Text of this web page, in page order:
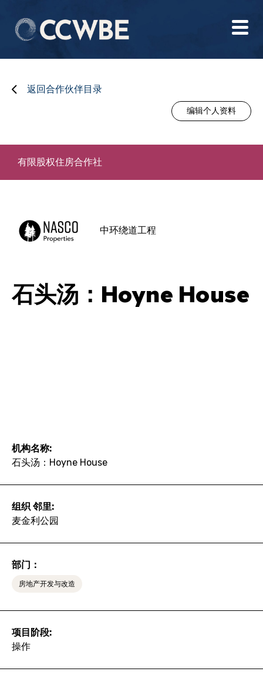
返回合作伙伴目录
编辑个人资料
有限股权住房合作社
中环绕道工程
石头汤：Hoyne House
机构名称:
石头汤：Hoyne House
组织 邻里:
麦金利公园
部门：
房地产开发与改造
项目阶段:
操作